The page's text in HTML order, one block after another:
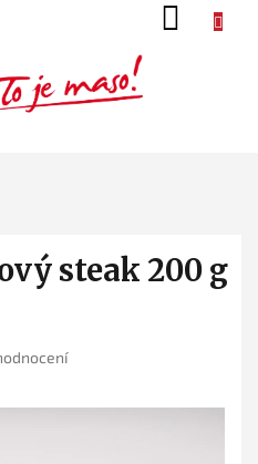
steak 200 g